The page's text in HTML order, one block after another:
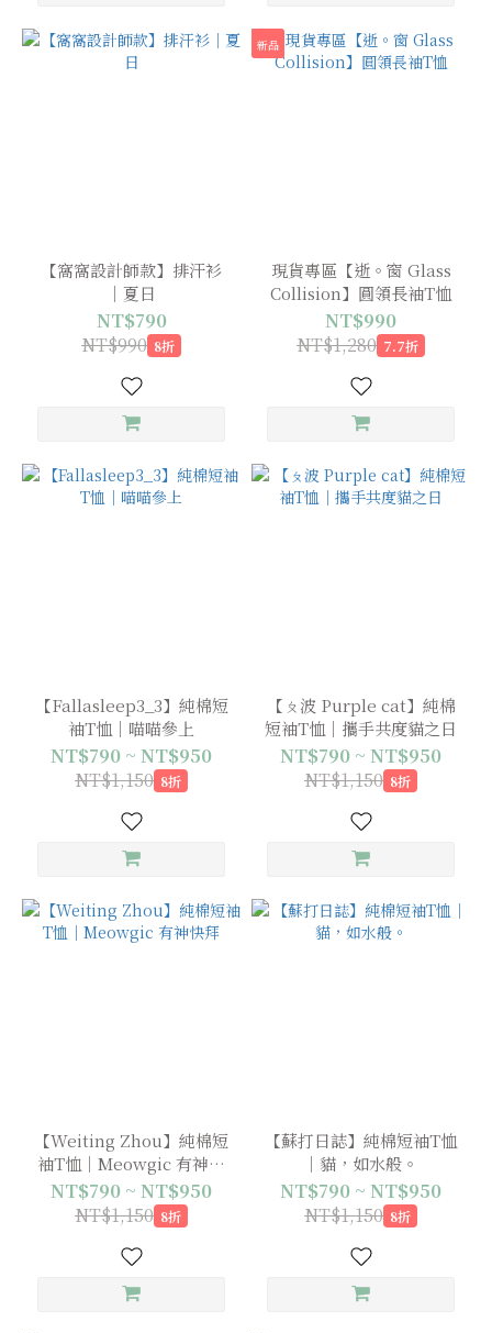
【窩窩設計師款】排汗衫
｜夏日
NT$790
NT$990 8折
新品
現貨專區【逝。窗 Glass
Collision】圓領長袖T恤
NT$990
NT$1,280 7.7折
【Fallasleep3_3】純棉短
袖T恤｜喵喵參上
NT$790 ~ NT$950
NT$1,150 8折
【ㄆ波 Purple cat】純棉
短袖T恤｜攜手共度貓之日
NT$790 ~ NT$950
NT$1,150 8折
【Weiting Zhou】純棉短
袖T恤｜Meowgic 有神快
拜
NT$790 ~ NT$950
NT$1,150 8折
【蘇打日誌】純棉短袖T恤
｜貓，如水般。
NT$790 ~ NT$950
NT$1,150 8折